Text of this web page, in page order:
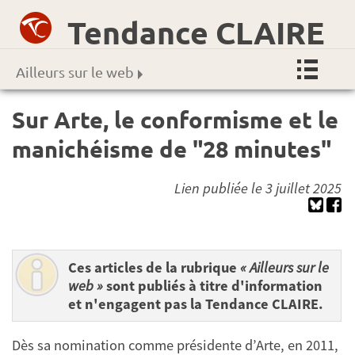
Tendance CLAIRE
Ailleurs sur le web
Sur Arte, le conformisme et le
manichéisme de "28 minutes"
Lien publiée le 3 juillet 2025
Ces articles de la rubrique « Ailleurs sur le
web »sont publiés à titre d'information
et n'engagent pas la Tendance CLAIRE.
Dès sa nomination comme présidente d’Arte, en 2011,